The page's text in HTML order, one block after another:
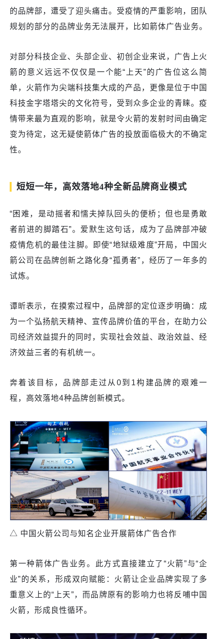
的品牌部，遭受了迎头痛击。受疫情的严重影响，团队
规划的部分的品牌业务无法展开，比如箭体广告业务。
对部分科技企业、头部企业、初创企业来说，广告上火
箭的意义远远不仅仅是一个能“上天”的广告位这么简
单，火箭作为尖端科技集大成的产品，更像是位于中国
科技金字塔塔尖的文化符号，受到众多企业的青睐。疫
情带来最为直观的影响，就是令火箭的发射时间由确定
变为待定，这无疑使箭体广告的投放面临极大的不确定
性。
短短一年，高效落地4种全新品牌商业模式
“困难，是动摇者和懦夫掉队回头的便桥；但也是勇敢
者前进的脚踏石”。爱默生这句话，成为了品牌部冲破
疫情危机的最佳注脚。即使“地狱级难度”开局，中国火
箭公司在品牌创新之路化身“孤勇者”，经历了一年多的
试炼。
谭昕表示，在摸索过程中，品牌部的定位逐步明确：成
为一个弘扬航天精神、宣传品牌价值的平台，在助力公
司经济效益提升的同时，实现社会效益、政治效益、经
济效益三者的有机统一。
奔着该目标，品牌部走过从0到1构建品牌的艰难一
程，高效落地4种品牌创新模式。
△ 中国火箭公司与知名企业开展箭体广告合作
第一种箭体广告业务。此方式直接建立了“火箭”与“企
业”的关系，形成双向赋能：火箭让企业品牌实现了多
重意义上的“上天”，而品牌原有的影响力也将反哺中国
火箭，形成良性循环。